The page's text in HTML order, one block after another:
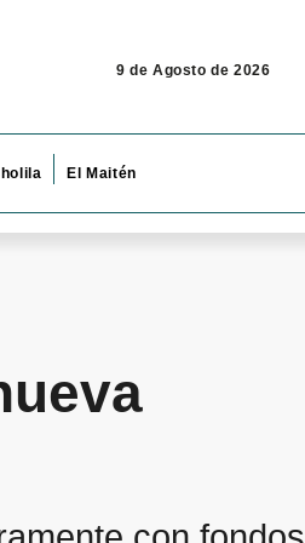
9 de Agosto de 2026
El Maitén